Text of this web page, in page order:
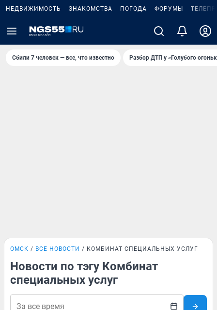
НЕДВИЖИМОСТЬ ЗНАКОМСТВА ПОГОДА ФОРУМЫ
Сбили 7 человек — все, что известно Разбор ДТП у «Голубого
ОМСК ВСЕ НОВОСТИ КОМБИНАТ СПЕЦИАЛЬНЫХ УСЛУГ
Новости по тэгу Комбинат
специальных услуг